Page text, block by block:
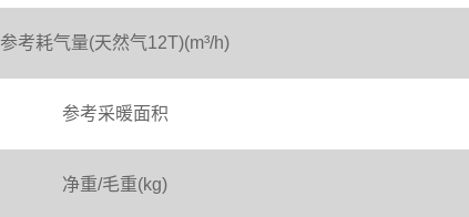
参考耗气量(天然气12T)(m³/h)
参考采暖面积
净重/毛重(kg)